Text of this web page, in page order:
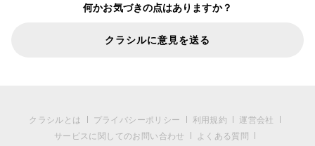
何かお気づきの点はありますか？
クラシルに意見を送る
クラシルとは プライバシーポリシー 利用規約
運営会社
サービスに関してのお問い合わせ
よくある質問